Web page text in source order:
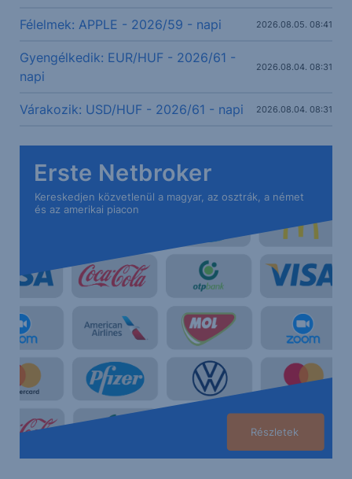
Félelmek: APPLE - 2026/59 - napi 2026.08.05. 08:41
Gyengélkedik: EUR/HUF - 2026/61 -
napi
2026.08.04. 08:31
Várakozik: USD/HUF - 2026/61 - napi 2026.08.04. 08:31
Erste Netbroker
Kereskedjen közvetlenül a magyar, az osztrák, a német
és az amerikai piacon
Részletek